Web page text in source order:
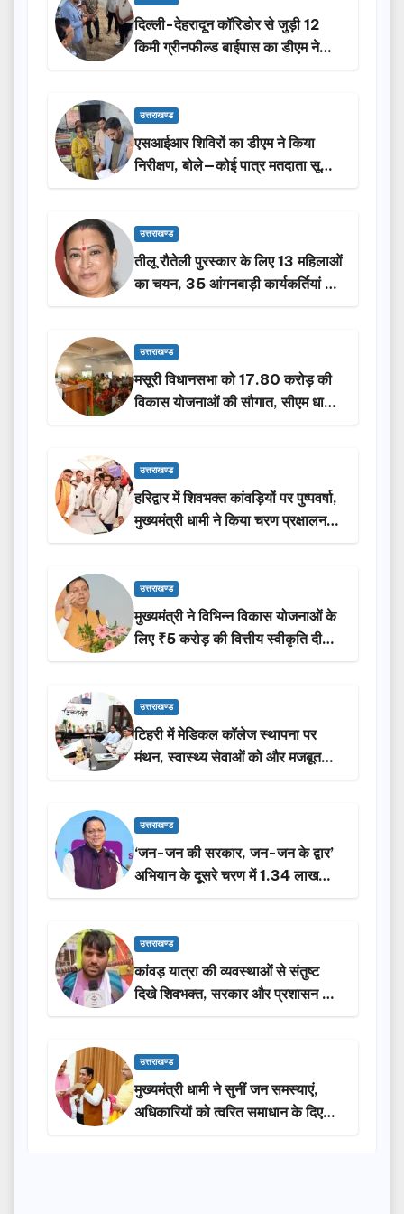
दिल्ली-देहरादून कॉरिडोर से जुड़ी 12
किमी ग्रीनफील्ड बाईपास का डीएम ने
किया निरीक्षण…
उत्तराखण्ड
एसआईआर शिविरों का डीएम ने किया
निरीक्षण, बोले—कोई पात्र मतदाता सूची
से न छूटे…
उत्तराखण्ड
तीलू रौतेली पुरस्कार के लिए 13 महिलाओं
का चयन, 35 आंगनबाड़ी कार्यकर्तियां भी
होंगी सम्मानित…
उत्तराखण्ड
मसूरी विधानसभा को 17.80 करोड़ की
विकास योजनाओं की सौगात, सीएम धामी
ने किया लोकार्पण-शिलान्यास.
उत्तराखण्ड
हरिद्वार में शिवभक्त कांवड़ियों पर पुष्पवर्षा,
मुख्यमंत्री धामी ने किया चरण प्रक्षालन…
उत्तराखण्ड
मुख्यमंत्री ने विभिन्न विकास योजनाओं के
लिए ₹5 करोड़ की वित्तीय स्वीकृति दी…
उत्तराखण्ड
टिहरी में मेडिकल कॉलेज स्थापना पर
मंथन, स्वास्थ्य सेवाओं को और मजबूत
करेगी सरकार: मुख्यमंत्री धामी…
उत्तराखण्ड
‘जन-जन की सरकार, जन-जन के द्वार’
अभियान के दूसरे चरण में 1.34 लाख
लोगों की भागीदारी…
उत्तराखण्ड
कांवड़ यात्रा की व्यवस्थाओं से संतुष्ट
दिखे शिवभक्त, सरकार और प्रशासन की
सराहना…
उत्तराखण्ड
मुख्यमंत्री धामी ने सुनीं जन समस्याएं,
अधिकारियों को त्वरित समाधान के दिए
निर्देश